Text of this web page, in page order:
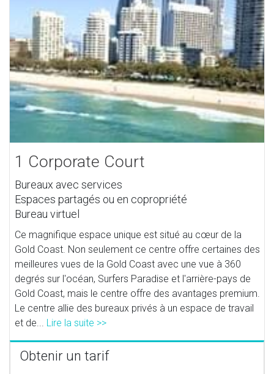
1 Corporate Court
Bureaux avec services
Espaces partagés ou en copropriété
Bureau virtuel
Ce magnifique espace unique est situé au cœur de la
Gold Coast. Non seulement ce centre offre certaines des
meilleures vues de la Gold Coast avec une vue à 360
degrés sur l'océan, Surfers Paradise et l'arrière-pays de
Gold Coast, mais le centre offre des avantages premium.
Le centre allie des bureaux privés à un espace de travail
et de... Lire la suite >>
Obtenir un tarif